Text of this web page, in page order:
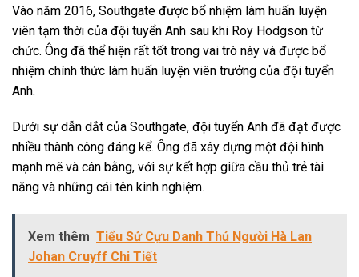
Vào năm 2016, Southgate được bổ nhiệm làm huấn luyện
viên tạm thời của đội tuyển Anh sau khi Roy Hodgson từ
chức. Ông đã thể hiện rất tốt trong vai trò này và được bổ
nhiệm chính thức làm huấn luyện viên trưởng của đội tuyển
Anh.
Dưới sự dẫn dắt của Southgate, đội tuyển Anh đã đạt được
nhiều thành công đáng kể. Ông đã xây dựng một đội hình
mạnh mẽ và cân bằng, với sự kết hợp giữa cầu thủ trẻ tài
năng và những cái tên kinh nghiệm.
Xem thêm Tiểu Sử Cựu Danh Thủ Người Hà Lan
Johan Cruyff Chi Tiết